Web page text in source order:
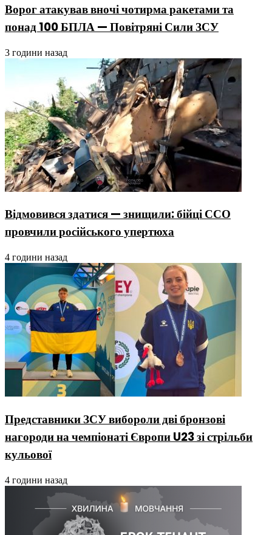
Ворог атакував вночі чотирма ракетами та
понад 100 БПЛА — Повітряні Сили ЗСУ
3 години назад
Відмовився здатися — знищили: бійці ССО
провчили російського упертюха
4 години назад
Представники ЗСУ вибороли дві бронзові
нагороди на чемпіонаті Європи U23 зі стрільби
кульової
4 години назад